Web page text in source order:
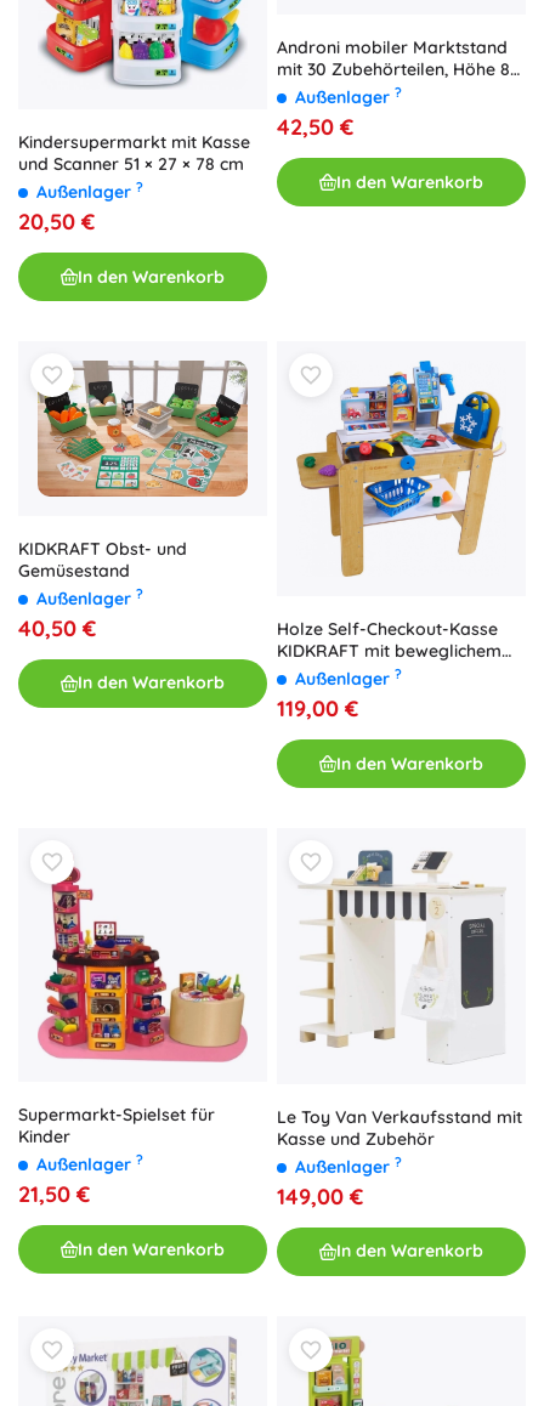
Kindersupermarkt mit Kasse
und Scanner 51 × 27 × 78 cm
Außenlager ?
20,50 €
In den Warenkorb
Androni mobiler Marktstand
mit 30 Zubehörteilen, Höhe 85
cmAußenlager ?
42,50 €
In den Warenkorb
KIDKRAFT Obst- und
Gemüsestand
Außenlager ?
40,50 €
In den Warenkorb
Holze Self-Checkout-Kasse
KIDKRAFT mit beweglichem
Band
Außenlager ?
119,00 €
In den Warenkorb
Supermarkt-Spielset für
Kinder
Außenlager ?
21,50 €
In den Warenkorb
Le Toy Van Verkaufsstand mit
Kasse und Zubehör
Außenlager ?
149,00 €
In den Warenkorb